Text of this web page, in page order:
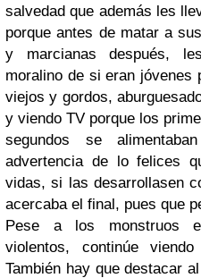
salvedad que además les
porque antes de matar a
y marcianas después,
moralino de si eran jóvenes
viejos y gordos,
y viendo TV porque los
segundos se
advertencia de lo felices
vidas, si las desarrollasen
acercaba el final, pues que
Pese a los monstruos
violentos, continúe
También hay que destacar